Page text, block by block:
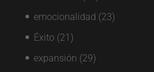
emocionalidad (23)
Éxito (21)
expansión (29)